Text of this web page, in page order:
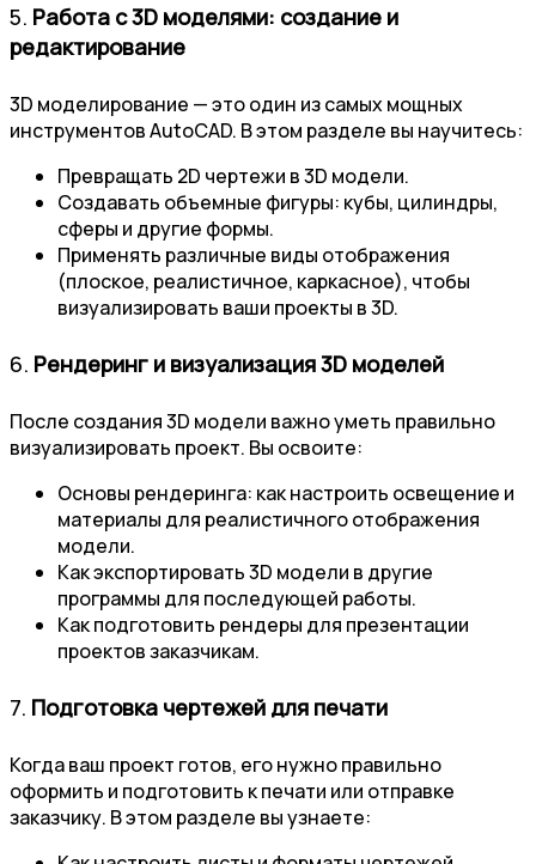
5. Работа с 3D моделями: создание и
редактирование
3D моделирование — это один из самых мощных
инструментов AutoCAD. В этом разделе вы научитесь:
Превращать 2D чертежи в 3D модели.
Создавать объемные фигуры: кубы, цилиндры,
сферы и другие формы.
Применять различные виды отображения
(плоское, реалистичное, каркасное), чтобы
визуализировать ваши проекты в 3D.
6. Рендеринг и визуализация 3D моделей
После создания 3D модели важно уметь правильно
визуализировать проект. Вы освоите:
Основы рендеринга: как настроить освещение и
материалы для реалистичного отображения
модели.
Как экспортировать 3D модели в другие
программы для последующей работы.
Как подготовить рендеры для презентации
проектов заказчикам.
7. Подготовка чертежей для печати
Когда ваш проект готов, его нужно правильно
оформить и подготовить к печати или отправке
заказчику. В этом разделе вы узнаете: